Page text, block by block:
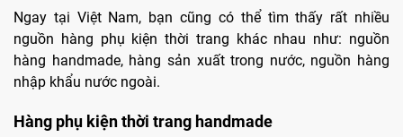
Ngay tại Việt Nam, bạn cũng có thể tìm thấy rất nhiều
nguồn hàng phụ kiện thời trang khác nhau như: nguồn
hàng handmade, hàng sản xuất trong nước, nguồn hàng
nhập khẩu nước ngoài.
Hàng phụ kiện thời trang handmade